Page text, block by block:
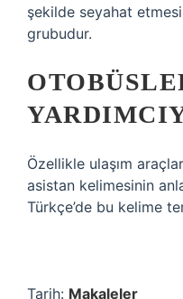
şekilde seyahat
grubudur.
Özellikle ulaşım
asistan kelimesinin
Türkçe’de bu kelime
Tarih: Makaleler